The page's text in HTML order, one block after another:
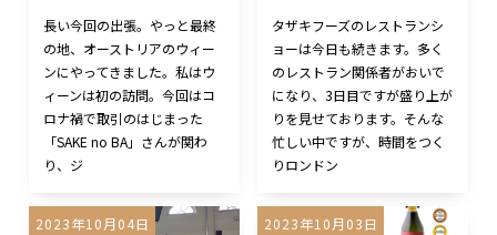
長い今回の出張。やっと最終
の地、オーストリアのウィー
ンにやってきました。私はウ
ィーンは初の訪問。今回はコ
ロナ禍で取引のはじまった
「SAKE no BA」さんが関わ
り、ジ
タザキフーズのレストランシ
ョーは今日も続きます。多く
のレストラン関係者がおいで
になり、3日目ですが盛り上が
りを見せております。そんな
忙しい中ですが、時間をつく
りロンドン
2023年10月04日 2023年10月03日